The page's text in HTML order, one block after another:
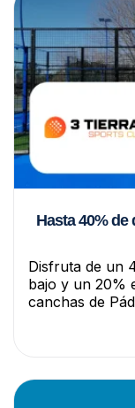
Hasta 40%
Disfruta de un
bajo y un 20%
canchas de